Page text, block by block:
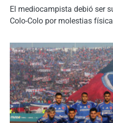
El mediocampista debió ser
Colo-Colo por molestias